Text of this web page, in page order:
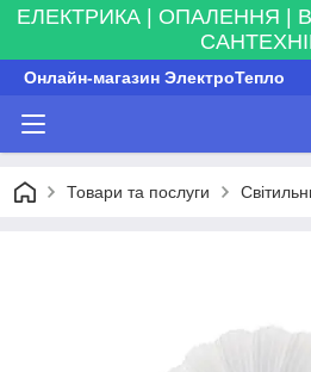
ЕЛЕКТРИКА | ОПАЛЕННЯ |
Онлайн-магазин ЭлектроТепло
Товари та послуги